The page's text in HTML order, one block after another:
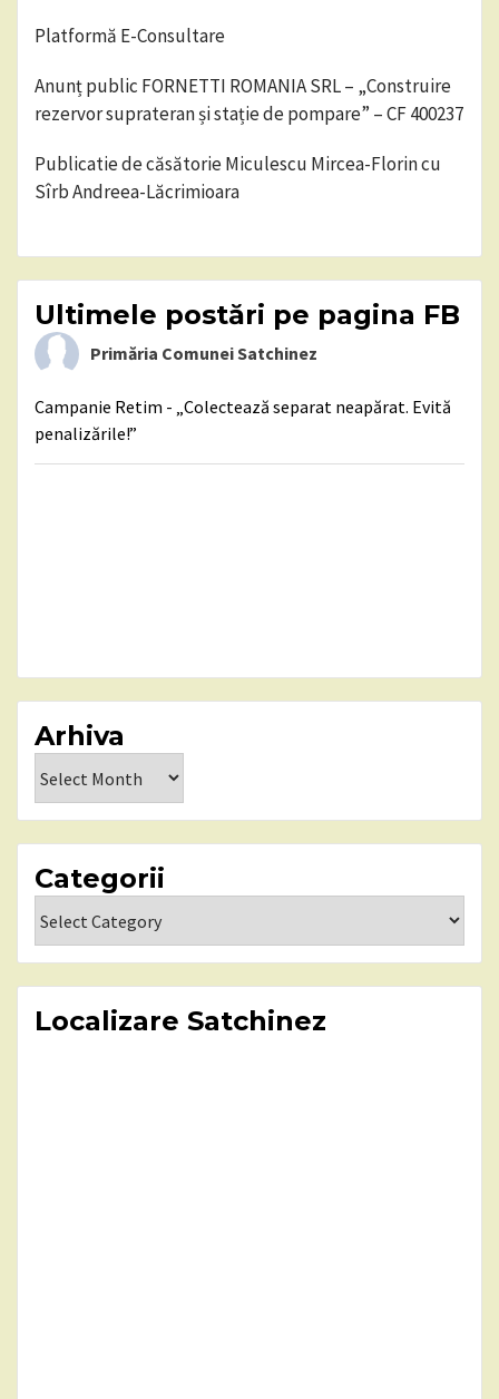
Platformă E-Consultare
Anunț public FORNETTI ROMANIA SRL – „Construire
rezervor suprateran și stație de pompare” – CF 400237
Publicatie de căsătorie Miculescu Mircea-Florin cu
Sîrb Andreea-Lăcrimioara
Ultimele postări pe pagina FB
Primăria Comunei Satchinez
Campanie Retim - „Colectează separat neapărat. Evită
penalizările!”
Arhiva
Categorii
Localizare Satchinez